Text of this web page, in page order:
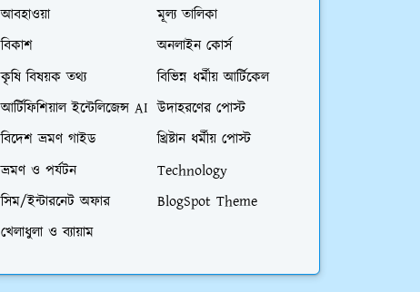
আবহাওয়া
মূল্য তালিকা
বিকাশ
অনলাইন কোর্স
কৃষি বিষয়ক তথ্য
বিভিন্ন ধর্মীয় আর্টিকেল
আর্টিফিশিয়াল ইন্টেলিজেন্স AI উদাহরণের পোস্ট
বিদেশ ভ্রমণ গাইড
খ্রিষ্টান ধর্মীয় পোস্ট
ভ্রমণ ও পর্যটন
Technology
সিম/ইন্টারনেট অফার
BlogSpot Theme
খেলাধুলা ও ব্যায়াম